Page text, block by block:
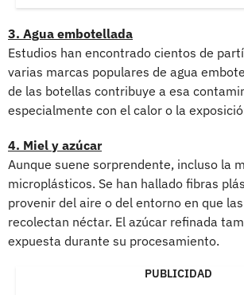
3. Agua embotellada
Estudios han encontrado cientos de
varias marcas populares de agua
de las botellas contribuye a esa
especialmente con el calor o la
4. Miel y azúcar
Aunque suene sorprendente, incluso la
microplásticos. Se han hallado fibras
provenir del aire o del entorno en que
recolectan néctar. El azúcar refinada
expuesta durante su procesamiento.
PUBLICIDAD